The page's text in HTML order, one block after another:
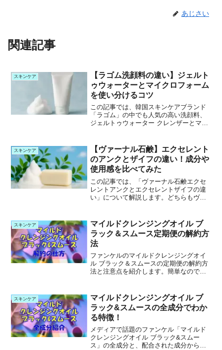
あじさい
関連記事
スキンケア
【ラゴム洗顔料の違い】ジェルト
ゥウォーターとマイクロフォーム
を使い分けるコツ
この記事では、韓国スキンケアブランド
「ラゴム」の中でも人気の高い洗顔料、
ジェルトゥウォーター クレンザーとマイ
る」という哲学のもとに作られています
が、 使用感や目的に...
スキンケア
【ヴァーナル石鹸】エクセレント
のアンクとザイフの違い！成分や
使用感を比べてみた
この記事では、「ヴァーナル石鹸エクセ
レントアンクとエクセレントザイフの違
い」について解説します。どちらもヴァ
ていますが、それぞれの成分や目的には
違いがあります。この記事...
スキンケア
マイルドクレンジングオイル ブ
ラック＆スムース定期便の解約方
法
ファンケルのマイルドクレンジングオイ
ル ブラック＆スムースの定期便の解約方
法と注意点を紹介します。簡単なので便
スキンケア
マイルドクレンジングオイル ブ
ラック&スムースの全成分でわか
る特徴！
メディアで話題のファンケル「マイルド
クレンジングオイル ブラック&スムー
ス」の全成分と、配合された成分からわ